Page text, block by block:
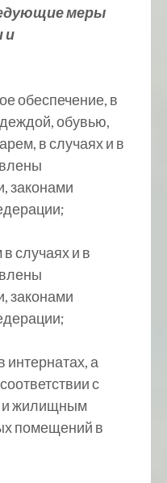
меры
и
обеспечение, в
обувью,
в случаях и в
законами
случаях и в
законами
интернатах, а
с
и жилищным
помещений в